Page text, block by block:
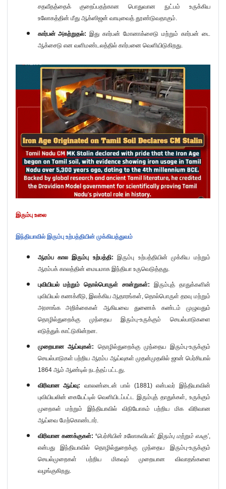
சதவீதத்தைக் குறைப்பதற்கான பொதுவான நுட்பம் உருக்கிய
உலோகத்தின் மீது ஆக்ஸிஜன் வாயுவைத் தூண்டுவதாகும்.
கார்பன் அகற்றுதல்: இது கார்பன் மோனாக்சைடு மற்றும் கார்பன் டை
ஆக்சைடு என வளிமண்டலத்தில் கார்பனை வெளியிடுகிறது.
இரும்பு உலை
இந்தியாவில் இரும்பு உற்பத்தியின் முக்கியத்துவம்
ஆரம்ப கால இரும்பு உற்பத்தி: இரும்பு உற்பத்தியின் முக்கிய மற்றும்
ஆரம்பக் காலத்தின் மையமாக இந்தியா உருவெடுத்தது.
புவியியல் மற்றும் தொல்பொருள் சான்றுகள்: இரும்புத் தாதுக்களின்
புவியியல் கணக்கீடு இலக்கிய ஆதாரங்கள் ,தொல்பொருள் தரவு மற்றும்
அரசாங்க அறிக்கைகள் ஆகியவை துணைக் கண்டம் முழுவதும்
தொழில்துறைக்கு முந்தைய இரும்பு-உருக்கும் செயல்பாடுகளை
எடுத்துக் காட்டுகின்றன.
முறையான ஆய்வுகள்: தொழில்துறைக்கு முந்தைய இரும்பு-உருக்கும்
செயல்பாடுகள் பற்றிய ஆரம்ப ஆய்வுகள் முதன்முதலில் ஜான் பெர்சியால்
1864 ஆம் ஆண்டில் நடத்தப் பட்டது.
விரிவான ஆய்வு: வாலண்டைன் பால் (1881)என்பவர் இந்தியாவின்
புவியியலின் கையேட்டில் வெளியிடப்பட்ட இரும்புத் தாதுக்கள்
உருக்கும்
முறைகள் மற்றும் இந்தியாவில் விநியோகம் பற்றிய மிக விரிவான
ஆய்வை மேற்கொண்டார்.
விரிவான கணக்குகள்: ‘பெர்சியின் உலோகவியல்: இரும்பு மற்றும் எஃகு’,
என்பது இந்தியாவில் தொழில்துறைக்கு முந்தைய இரும்பு-உருக்கும்
செயல்முறைகள் பற்றிய மிகவும் முறையான விவாதங்களை
வழங்குகிறது.